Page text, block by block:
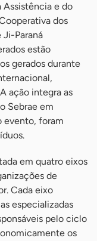
Assistência e do
dos
Ji-Paraná
estão
gerados durante
ação integra as
Sebrae em
evento, foram
em quatro eixos
de
Cada eixo
especializadas
pelo ciclo
os